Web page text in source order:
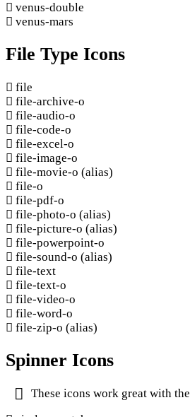
venus-double
venus-mars
File Type Icons
file
file-archive-o
file-audio-o
file-code-o
file-excel-o
file-image-o
file-movie-o (alias)
file-o
file-pdf-o
file-photo-o (alias)
file-picture-o (alias)
file-powerpoint-o
file-sound-o (alias)
file-text
file-text-o
file-video-o
file-word-o
file-zip-o (alias)
Spinner Icons
These icons work great with the